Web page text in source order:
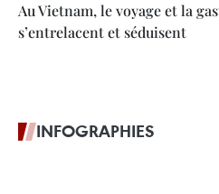
Au Vietnam, le voyage et la
s’entrelacent et séduisent
INFOGRAPHIES